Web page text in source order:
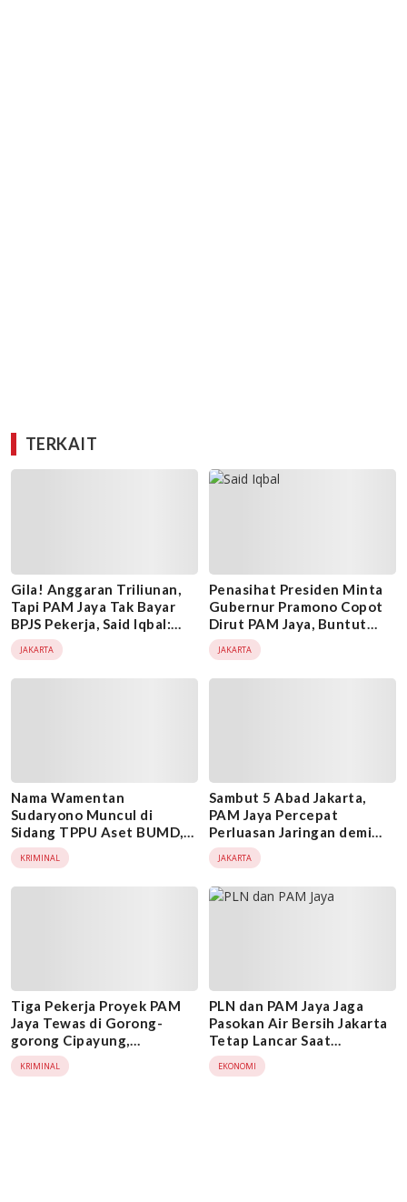
TERKAIT
Gila! Anggaran Triliunan,
Tapi PAM Jaya Tak Bayar
BPJS Pekerja, Said Iqbal:
Copot Dirutnya dan
Periksa!
JAKARTA
Penasihat Presiden Minta
Gubernur Pramono Copot
Dirut PAM Jaya, Buntut
Tiga Pekerja Tewas di
Gorong-Gorong Cipayung
JAKARTA
Nama Wamentan
Sudaryono Muncul di
Sidang TPPU Aset BUMD,
Penyidik Diminta Telusuri
Semua Fakta
KRIMINAL
Sambut 5 Abad Jakarta,
PAM Jaya Percepat
Perluasan Jaringan demi
Target 100 Persen Layanan
Air Bersih
JAKARTA
Tiga Pekerja Proyek PAM
Jaya Tewas di Gorong-
gorong Cipayung,
Penerapan Aturan
Keselamatan Kerja
KRIMINAL
PLN dan PAM Jaya Jaga
Pasokan Air Bersih Jakarta
Tetap Lancar Saat
Pemeliharaan Gardu Listrik
EKONOMI